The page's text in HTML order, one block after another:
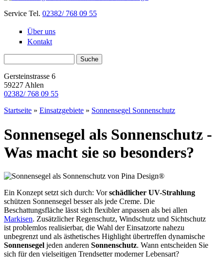
Service Tel. 02382/ 768 09 55
Über uns
Kontakt
Gersteinstrasse 6
59227 Ahlen
02382/ 768 09 55
Startseite » Einsatzgebiete » Sonnensegel Sonnenschutz
Sonnensegel als Sonnenschutz -
Was macht sie so besonders?
Ein Konzept setzt sich durch: Vorschädlicher UV-Strahlung
schützen Sonnensegel besser als jede Creme. Die
Beschattungsfläche lässt sich flexibler anpassen als bei allen
Markisen. Zusätzlicher Regenschutz, Windschutz und Sichtschutz
ist problemlos realisierbar, die Wahl der Einsatzorte nahezu
unbegrenzt und als ästhetisches Highlight übertreffen dynamische
Sonnensegel jeden anderen Sonnenschutz. Wann entscheiden Sie
sich für den vielseitigen Trendsetter moderner Lebensart?